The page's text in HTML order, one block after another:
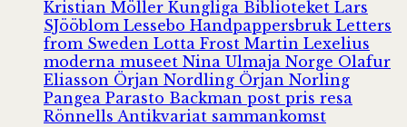
Kristian Möller Kungliga Biblioteket Lars
SJööblom Lessebo Handpappersbruk Letters
from Sweden Lotta Frost Martin Lexelius
moderna museet Nina Ulmaja Norge Olafur
Eliasson Örjan Nordling Örjan Norling
Pangea Parasto Backman post pris resa
Rönnells Antikvariat sammankomst